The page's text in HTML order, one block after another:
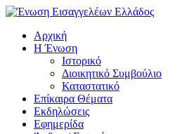
Αρχική
Η Ένωση
Ιστορικό
Διοικητικό Συμβούλιο
Καταστατικό
Επίκαιρα Θέματα
Εκδηλώσεις
Εφημερίδα